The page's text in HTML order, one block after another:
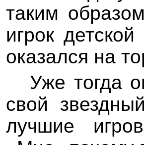
таким
игрок
оказался на
Уже тогда
свой
лучшие